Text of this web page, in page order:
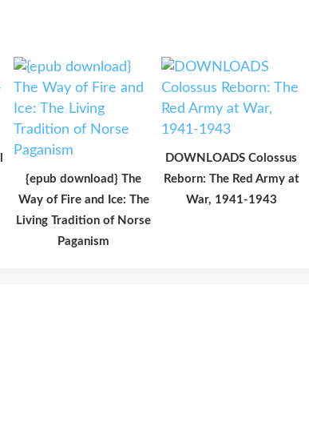
{epub download} The
Way of Fire and Ice: The
Living Tradition of Norse
Paganism
DOWNLOADS Colossus
Reborn: The Red Army at
War, 1941-1943